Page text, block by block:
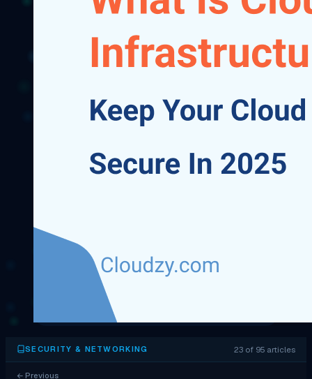
SECURITY & NETWORKING 23 of 95 articles
← Previous